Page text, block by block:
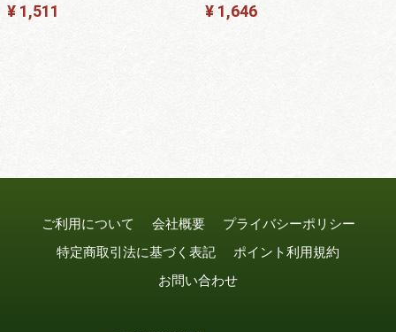
¥ 1,511
¥ 1,646
ご利用について 会社概要
プライバシーポリシー
特定商取引法に基づく表記
ポイント利用規約
お問い合わせ